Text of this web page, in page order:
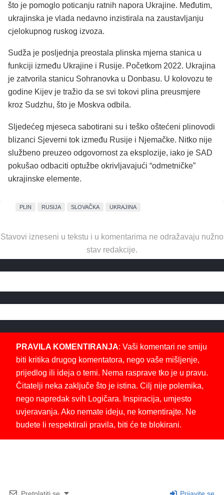
što je pomoglo poticanju ratnih napora Ukrajine. Međutim,
ukrajinska je vlada nedavno inzistirala na zaustavljanju
cjelokupnog ruskog izvoza.
Sudža je posljednja preostala plinska mjerna stanica u
funkciji između Ukrajine i Rusije. Početkom 2022. Ukrajina
je zatvorila stanicu Sohranovka u Donbasu. U kolovozu te
godine Kijev je tražio da se svi tokovi plina preusmjere
kroz Sudzhu, što je Moskva odbila.
Sljedećeg mjeseca sabotirani su i teško oštećeni plinovodi
blizanci Sjeverni tok između Rusije i Njemačke. Nitko nije
službeno preuzeo odgovornost za eksplozije, iako je SAD
pokušao odbaciti optužbe okrivljavajući “odmetničke”
ukrajinske elemente.
PLIN RUSIJA SLOVAČKA UKRAJINA
Stavovi izneseni u tekstu i u komentarima ne odražavaju nužno
stav redakcije.
PRAVILA KOMENTIRANJA: Vaši komentari ne smiju
biti kritika drugog komentatora, nego vaše mišljenje,
prijedlog ili ideja o temi. Nema rasprave tko je u pravu.
Čitatelji neka zaključe što je istina. Cilj nije polemika,
nego napredak svih Logičara. Inspiracija, umjesto
uvjeravanja. Ako nemate ideju, ne komentirajte. Ne
budete li respektirali pravila, biti će te blokirani.